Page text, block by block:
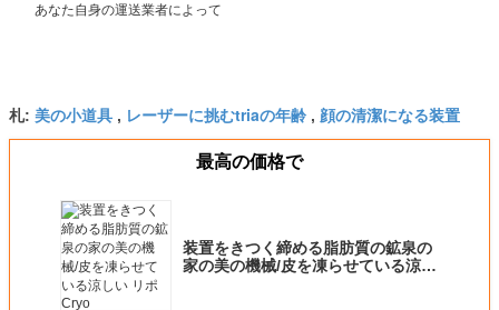
あなた自身の運送業者によって
札: 美の小道具 , レーザーに挑むtriaの年齢 , 顔の清潔になる装置
最高の価格で
装置をきつく締める脂肪質の鉱泉の
家の美の機械/皮を凍らせている涼し